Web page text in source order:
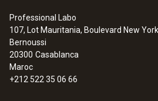
Professional Labo
107, Lot Mauritania, Boulevard New
Bernoussi
20300 Casablanca
Maroc
+212 522 35 06 66